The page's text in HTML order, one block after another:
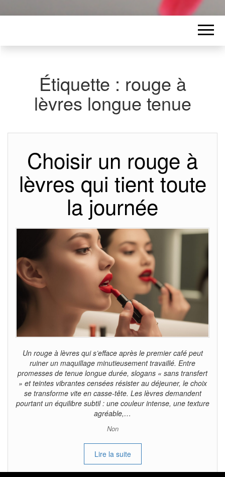
Étiquette : rouge à
lèvres longue tenue
Choisir un rouge à
lèvres qui tient toute
la journée
Un rouge à lèvres qui s’efface après le premier café peut
ruiner un maquillage minutieusement travaillé. Entre
promesses de tenue longue durée, slogans « sans transfert
» et teintes vibrantes censées résister au déjeuner, le choix
se transforme vite en casse-tête. Les lèvres demandent
pourtant un équilibre subtil : une couleur intense, une texture
agréable,…
Non
Lire la suite